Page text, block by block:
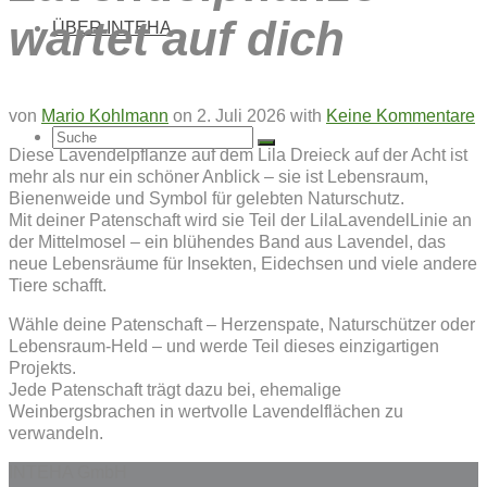
ÜBER INTEHA
Suche
nach:
wartet auf dich
von Mario Kohlmann on 2. Juli 2026 with Keine Kommentare
Diese Lavendelpflanze auf dem Lila Dreieck auf der Acht ist
mehr als nur ein schöner Anblick – sie ist Lebensraum,
Bienenweide und Symbol für gelebten Naturschutz.
Mit deiner Patenschaft wird sie Teil der LilaLavendelLinie an
der Mittelmosel – ein blühendes Band aus Lavendel, das
neue Lebensräume für Insekten, Eidechsen und viele andere
Tiere schafft.
Wähle deine Patenschaft – Herzenspate, Naturschützer oder
Lebensraum-Held – und werde Teil dieses einzigartigen
Projekts.
Jede Patenschaft trägt dazu bei, ehemalige
Weinbergsbrachen in wertvolle Lavendelflächen zu
verwandeln.